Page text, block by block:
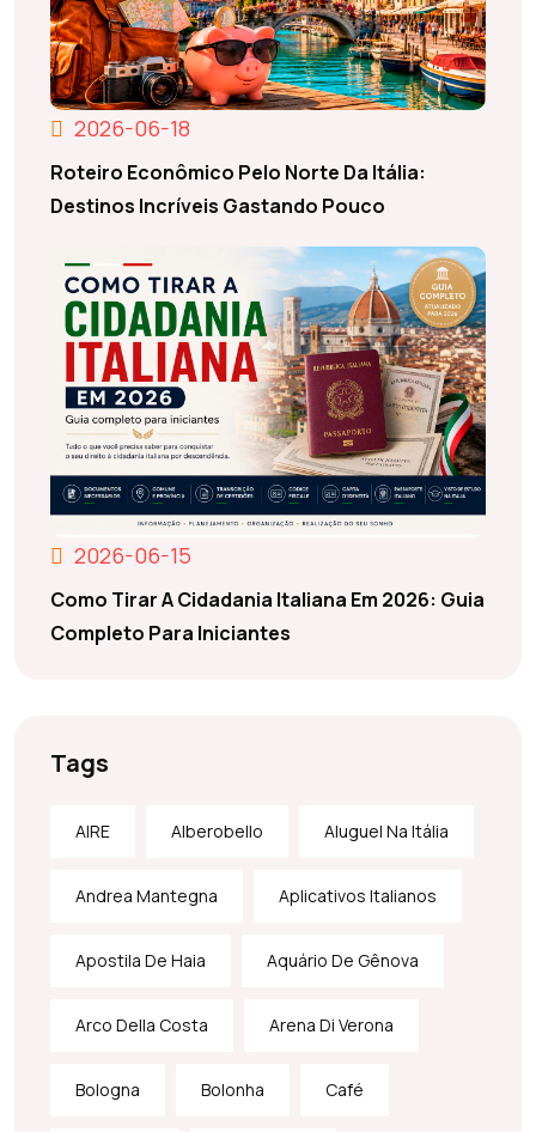
2026-06-18
Roteiro Econômico Pelo Norte Da Itália:
Destinos Incríveis Gastando Pouco
2026-06-15
Como Tirar A Cidadania Italiana Em 2026: Guia
Completo Para Iniciantes
Tags
AIRE Alberobello Aluguel Na Itália
Andrea Mantegna Aplicativos Italianos
Apostila De Haia Aquário De Gênova
Arco Della Costa Arena Di Verona
Bologna Bolonha Café